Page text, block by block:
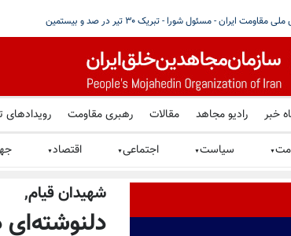
خواستار توقف فوری همه اعدامها در ایران شد
خبر رادیو مجاهد مقالات رهبری مقاومت رویدادهای
▼ سیاست▼ اجتماعی▼ اقتصاد▼
شهيدان قيام,
دلنوشته‌ای